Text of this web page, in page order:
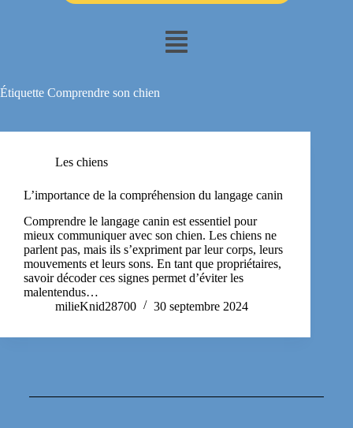
Étiquette Comprendre son chien
Les chiens
L’importance de la compréhension du langage canin
Comprendre le langage canin est essentiel pour
mieux communiquer avec son chien. Les chiens ne
parlent pas, mais ils s’expriment par leur corps, leurs
mouvements et leurs sons. En tant que propriétaires,
savoir décoder ces signes permet d’éviter les
malentendus…
milieKnid28700
30 septembre 2024